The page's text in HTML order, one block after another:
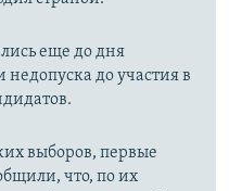
еще до дня
недопуcка до участия в
выборов, первые
что, по их